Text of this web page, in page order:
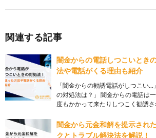
関連する記事
闇金からの電話しつこいとき
法や電話がくる理由も紹介
「闇金からの勧誘電話がしつこい
の対処法は？」 闇金からの電話は
度もかかって来たりしつこく勧誘
闇金から元金和解を提示され
クとトラブル解決法を解説！